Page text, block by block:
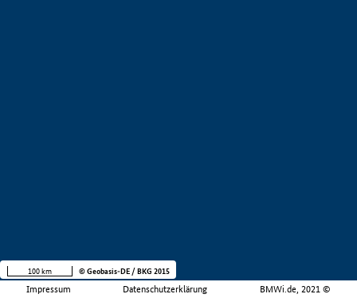
Impressum Datenschutzerklärung BMWi.de, 2021 ©
100 km © Geobasis-DE / BKG 2015